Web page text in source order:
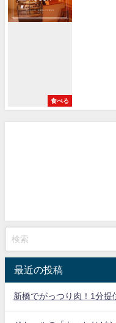
食べる
最近の投稿
新橋でがっつり肉！1分提